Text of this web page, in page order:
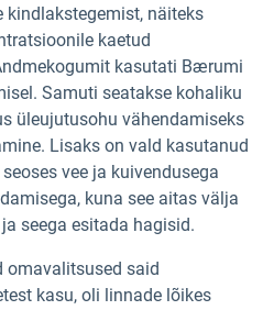
kindlakstegemist, näiteks
kaetud
kasutati Bærumi
Samuti seatakse kohaliku
üleujutusohu vähendamiseks
Lisaks on vald kasutanud
vee ja kuivendusega
kuna see aitas välja
seega esitada hagisid.
omavalitsused said
kasu, oli linnade lõikes